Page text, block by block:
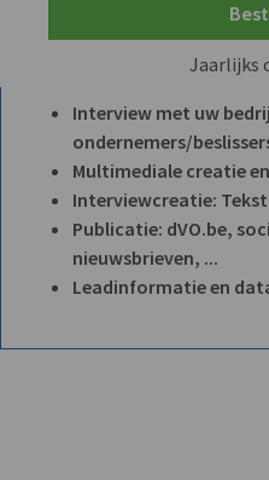
Jaarlijks
Interview met uw
ondernemers/
Multimediale creatie
Interviewcreatie:
Publicatie: dVO.be,
nieuwsbrieven, ...
Leadinformatie en